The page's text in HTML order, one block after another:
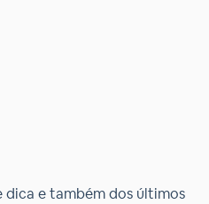
e também dos últimos